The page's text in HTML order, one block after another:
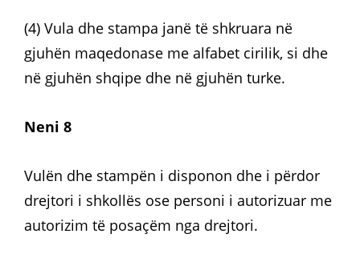
(4) Vula dhe stampa janë të shkruara në
gjuhën maqedonase me alfabet cirilik, si dhe
në gjuhën shqipe dhe në gjuhën turke.
Neni 8
Vulën dhe stampën i disponon dhe i përdor
drejtori i shkollës ose personi i autorizuar me
autorizim të posaçëm nga drejtori.